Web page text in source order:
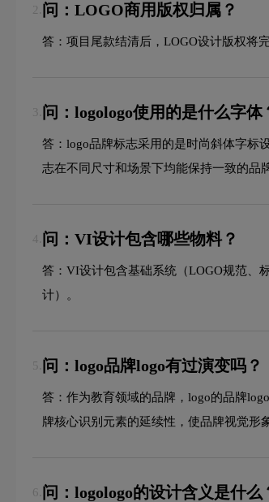
2. 问：LOGO商用版权归属？
答：项目尾款结清后，LOGO设计版权将
3. 问：logologo使用的是什么字体
答：logo品牌标志采用的是时尚斜体字标
志在不同尺寸和场景下均能保持一致的品
4. 问：VI设计包含哪些物料？
答：VI设计包含基础系统（LOGO规范、
计）。
5. 问：logo品牌logo有过演变吗？
答：作为教育领域的品牌，logo的品牌
牌核心识别元素的延续性，使品牌视觉形
6. 问：logologo的设计含义是什么